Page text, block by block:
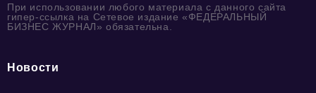
При использовании любого материала с данного сайта
гипер-ссылка на Сетевое издание «ФЕДЕРАЛЬНЫЙ
БИЗНЕС ЖУРНАЛ» обязательна.
Новости